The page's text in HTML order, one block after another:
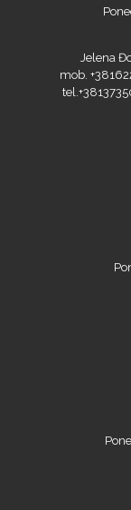
Jelena
mob.